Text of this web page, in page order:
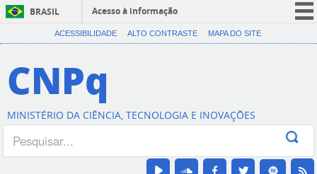
BRASIL
Acesso à informação
CORONAVÍRUS (COVID-19)
Canais
ACESSIBILIDADE ALTO CONTRASTE MAPA DO SITE
CNPq
MINISTÉRIO DA CIÊNCIA, TECNOLOGIA E INOVAÇÕES